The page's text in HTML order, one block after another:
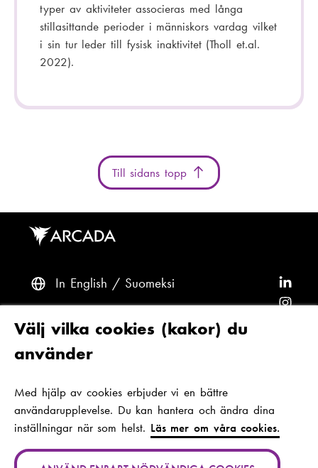
Välj vilka cookies (kakor) du
använder
Med hjälp av cookies erbjuder vi en bättre
användarupplevelse. Du kan hantera och ändra dina
inställningar när som helst. Läs mer om våra cookies.
typer av aktiviteter associeras med långa
stillasittande perioder i människors vardag vilket
i sin tur leder till fysisk inaktivitet (Tholl et.al.
2022).
Till sidans topp
In English Suomeksi
Frågor? Kontakta oss
Tillgänglighet och dataskydd
Tema
ö
F
Jan-Magnus Janssons plats 1